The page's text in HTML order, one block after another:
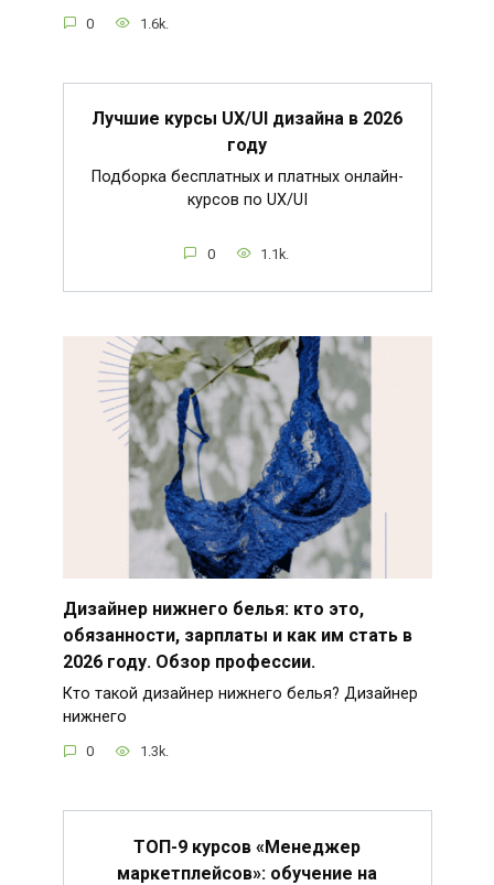
0 1.6k.
Лучшие курсы UX/UI дизайна в 2026
году
Подборка бесплатных и платных онлайн-
курсов по UX/UI
0 1.1k.
Дизайнер нижнего белья: кто это,
обязанности, зарплаты и как им стать в
2026 году. Обзор профессии.
Кто такой дизайнер нижнего белья? Дизайнер
нижнего
0 1.3k.
ТОП-9 курсов «Менеджер
маркетплейсов»: обучение на